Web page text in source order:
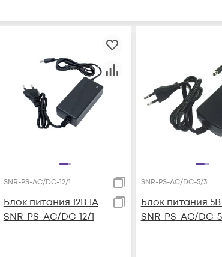
SNR-PS-AC/DC-12/1
Блок питания 12В 1А
SNR-PS-AC/DC-12/1
SNR-PS-AC/DC-5/3
Блок питания
SNR-PS-AC/DC-